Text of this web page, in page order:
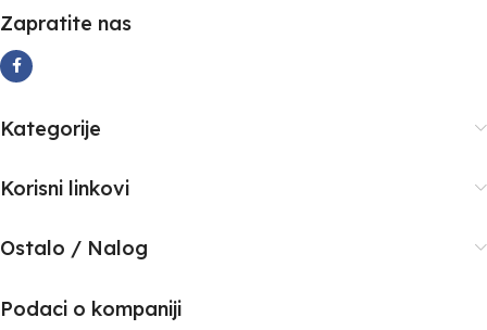
Zapratite nas
Kategorije
Korisni linkovi
Ostalo / Nalog
Podaci o kompaniji